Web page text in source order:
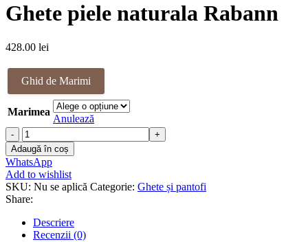
Ghete piele naturala Rabann
428.00 lei
Ghid de Marimi
Marimea
Anulează
Cantitate
Ghete
piele
naturala
Rabann
Adaugă în coș
WhatsApp
Add to wishlist
SKU: Nu se aplică Categorie: Ghete și pantofi
Share:
Descriere
Recenzii (0)